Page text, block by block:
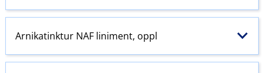
Arnikatinktur NAF liniment, oppl